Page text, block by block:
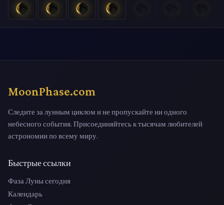
MoonPhase.com
Следите за лунным циклом и не пропускайте ни одного
небесного события. Присоединяйтесь к тысячам любителей
астрономии по всему миру.
Быстрые ссылки
Фаза Луны сегодня
Календарь